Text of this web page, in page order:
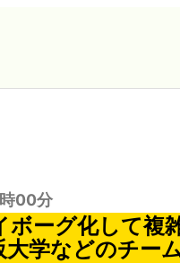
00分
ボーグ化して複
学などのチー